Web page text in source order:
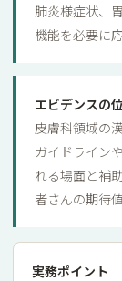
肺炎様症状、
機能を必要に
エビデンスの
皮膚科領域の
ガイドライン
れる場面と補
者さんの期待
実務ポイント